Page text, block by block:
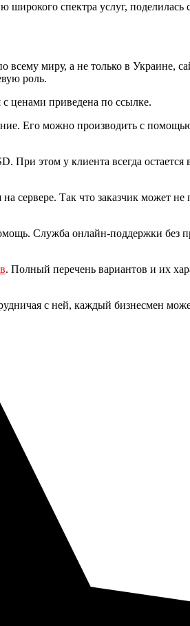
широкого спектра услуг,
миру, а не только в Украине,
роль.
ценами приведена по ссылке.
Его можно производить с
При этом у клиента всегда
сервере. Так что заказчик может
Служба онлайн-поддержки без
. Полный перечень вариантов и их
с ней, каждый бизнесмен